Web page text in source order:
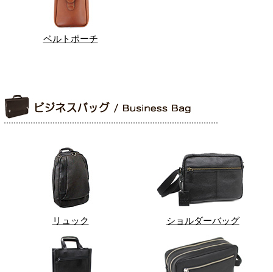
ベルトポーチ
リュック ショルダーバッグ